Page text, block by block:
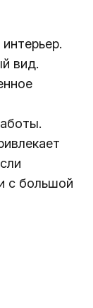
вид.
с большой